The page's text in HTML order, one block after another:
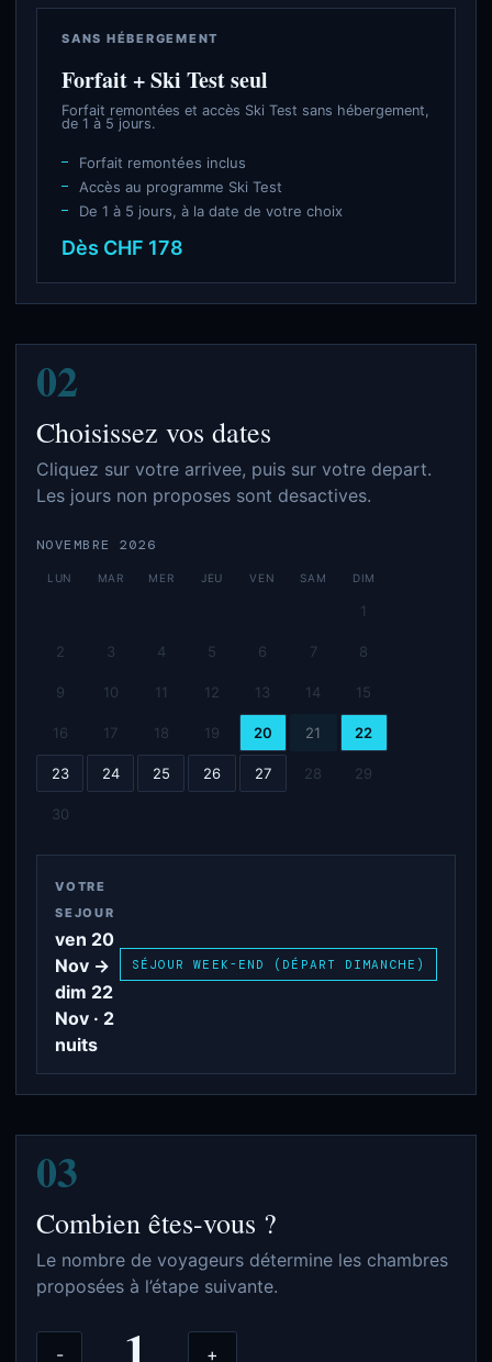
SANS HÉBERGEMENT
Forfait + Ski Test seul
Forfait remontées et accès Ski Test sans hébergement,
de 1 à 5 jours.
Forfait remontées inclus
Accès au programme Ski Test
De 1 à 5 jours, à la date de votre choix
Dès CHF 178
02
Choisissez vos dates
Cliquez sur votre arrivee, puis sur votre depart.
Les jours non proposes sont desactives.
NOVEMBRE 2026
LUN MAR MER JEU VEN SAM DIM
1
2 3 4 5 6 7 8
9 10 11 12 13 14 15
16 17 18 19 20 21 22
23 24 25 26 27 28 29
30
VOTRE
SEJOUR
ven 20
Nov →
dim 22
Nov · 2
nuits
SÉJOUR WEEK-END (DÉPART DIMANCHE)
03
Combien êtes-vous ?
Le nombre de voyageurs détermine les chambres
proposées à l’étape suivante.
- 1 +